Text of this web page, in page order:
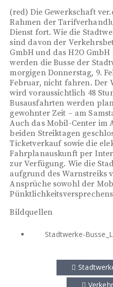
(red) Die Gewerkschaft
Rahmen der
Dienst fort. Wie die
sind davon der
GmbH und das H2O
werden die Busse der
morgigen Donnerstag, 9.
Februar, nicht fahren. Der
wird voraussichtlich 48
Busausfahrten werden
gewohnter Zeit – am
Auch das Mobil-Center im
beiden Streiktagen
Ticketverkauf sowie die
Fahrplanauskunft per
zur Verfügung. Wie die
aufgrund des Warnstreiks
Ansprüche sowohl der
Bildquellen
Stadtwerke-